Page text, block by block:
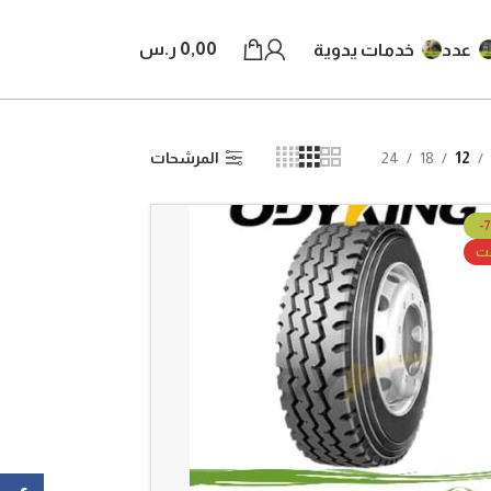
عدد خدمات يدوية 0,00 ر.س
12
18
24 المرشحات
-